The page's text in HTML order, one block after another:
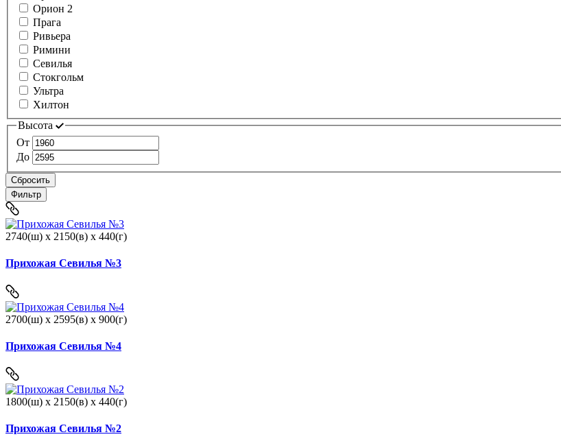
Орион 2
Прага
Ривьера
Римини
Севилья
Стокгольм
Ультра
Хилтон
Высота
От
До
Сбросить
Фильтр
2740(ш) x 2150(в) x 440(г)
Прихожая Севилья №3
2700(ш) x 2595(в) x 900(г)
Прихожая Севилья №4
1800(ш) x 2150(в) x 440(г)
Прихожая Севилья №2